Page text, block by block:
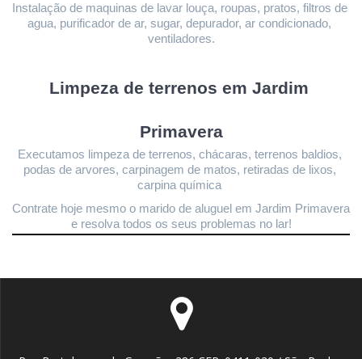
Instalação de maquinas de lavar louça, roupas, pratos, filtros de
agua, purificador de ar, sugar, depurador, ar condicionado,
ventiladores.
Limpeza de terrenos em Jardim
Primavera
Executamos limpeza de terrenos, chácaras, terrenos baldios,
podas de arvores, carpinagem de matos, retiradas de lixos,
carpina química
Contrate hoje mesmo o marido de aluguel em Jardim Primavera
e resolva todos os seus problemas no lar!